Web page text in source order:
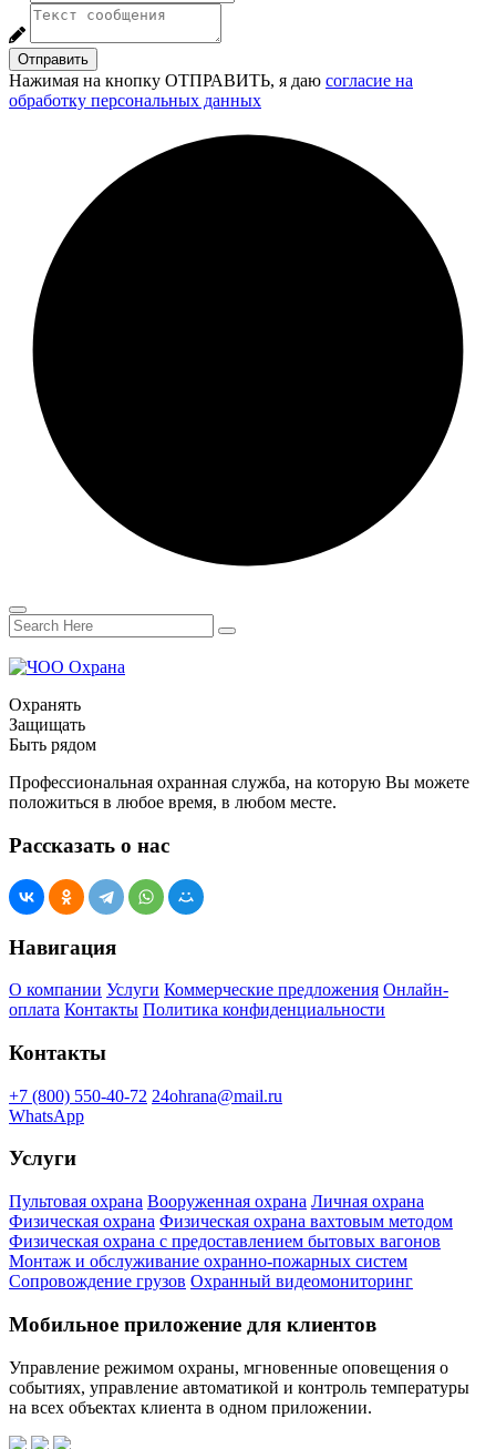
Отправить
Нажимая на кнопку ОТПРАВИТЬ, я даю согласие на
обработку персональных данных
Охранять
Защищать
Быть рядом
Профессиональная охранная служба, на которую Вы можете
положиться в любое время, в любом месте.
Рассказать о нас
Навигация
О компании Услуги Коммерческие предложения Онлайн-
оплата Контакты Политика конфиденциальности
Контакты
+7 (800) 550-40-72 24ohrana@mail.ru
WhatsApp
Услуги
Пультовая охрана Вооруженная охрана Личная охрана
Физическая охрана Физическая охрана вахтовым методом
Физическая охрана с предоставлением бытовых вагонов
Монтаж и обслуживание охранно-пожарных систем
Сопровождение грузов Охранный видеомониторинг
Мобильное приложение для клиентов
Управление режимом охраны, мгновенные оповещения о
событиях, управление автоматикой и контроль температуры
на всех объектах клиента в одном приложении.